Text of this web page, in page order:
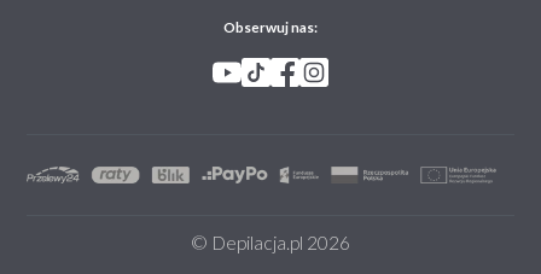
Obserwuj nas:
© Depilacja.pl 2026